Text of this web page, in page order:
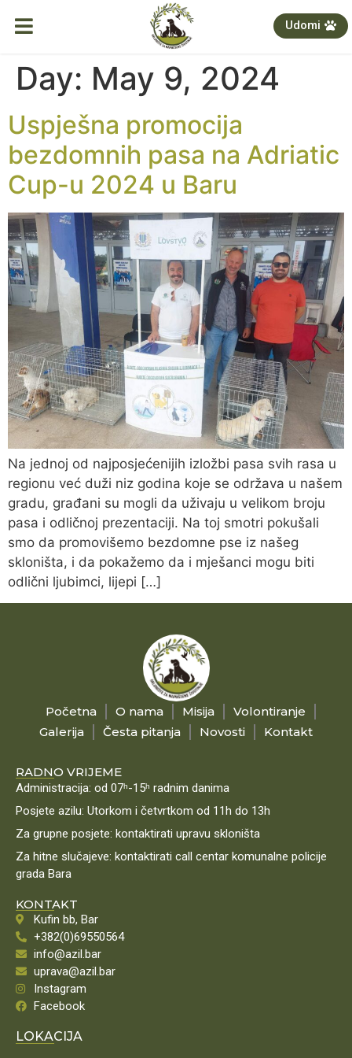
Udomi
Day: May 9, 2024
Uspješna promocija
bezdomnih pasa na Adriatic
Cup-u 2024 u Baru
Na jednoj od najposjećenijih izložbi pasa svih rasa u
regionu već duži niz godina koje se održava u našem
gradu, građani su mogli da uživaju u velikom broju
pasa i odličnoj prezentaciji. Na toj smotri pokušali
smo da promovišemo bezdomne pse iz našeg
skloništa, i da pokažemo da i mješanci mogu biti
odlični ljubimci, lijepi […]
Početna O nama Misija
Volontiranje
Galerija
Česta pitanja Novosti Kontakt
RADNO VRIJEME
Administracija: od 07ʰ-15ʰ radnim danima
Posjete azilu: Utorkom i četvrtkom od 11h do 13h
Za grupne posjete: kontaktirati upravu skloništa
Za hitne slučajeve: kontaktirati call centar komunalne policije
grada Bara
KONTAKT
Kufin bb, Bar
+382(0)69550564
info@azil.bar
uprava@azil.bar
Instagram
Facebook
LOKACIJA